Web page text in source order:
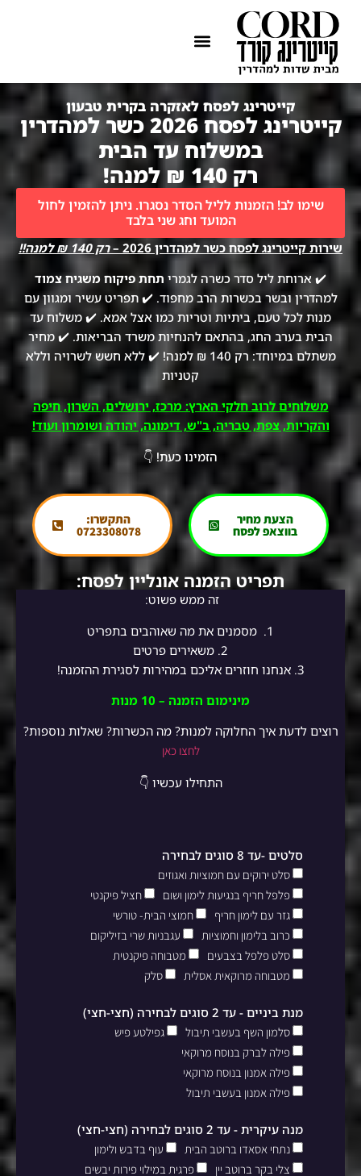
קייטרינג לפסח לאזקרה בקרית טבעון
קייטרינג לפסח 2026 כשר למהדרין
במשלוח עד הבית
רק 140 ₪ למנה!
שימו לב! הזמנות לליל הסדר נסגרו. ניתן להזמין לחול
המועד וחג שני בלבד
שירות קייטרינג לפסח כשר למהדרין 2026 –
רק 140 ₪ למנה!!
✔️ ארוחת ליל סדר כשרה לגמרי תחת פיקוח משגיח צמוד
למהדרין ובשר בכשרות הרב מחפוד. ✔️ תפריט עשיר ומגוון עם
מנות לכל טעם, ביתיות וטריות כמו אצל אמא. ✔️ משלוח עד
הבית בערב החג, בהתאם להנחיות משרד הבריאות. ✔️ מחיר
משתלם במיוחד: רק 140 ₪ למנה! ✔️ ללא חשש לשרויה וללא
קטניות
משלוחים לרוב חלקי הארץ: מרכז, ירושלים, השרון, חיפה
והקריות, צפת, טבריה, ב"ש, דימונה, יהודה ושומרון ועוד!
הזמינו כעת! 👇
הצעת מחיר
בווצאפ לפסח
התקשרו:
0723308078
תפריט הזמנה אונליין לפסח:
זה ממש פשוט:
1.
מסמנים את מה שאוהבים בתפריט
2. משאירים פרטים
3. אנחנו חוזרים אליכם במהירות לסגירת ההזמנה!
מינימום הזמנה – 10 מנות
רוצים לדעת איך החלוקה למנות? מה הכשרות? שאלות נוספות?
לחצו כאן
התחילו עכשיו 👇
סלטים -עד 8 סוגים לבחירה
סלט ירוקים עם חמוציות ואגוזים
פלפל חריף בנגיעות לימון ושום
חציל פיקנטי
גזר עם לימון חריף
חמוצי הבית- טורשי
כרוב בלימון וחמוציות
עגבניות שרי בזיליקום
סלט פלפל בצבעים
מטבוחה פיקנטית
מטבוחה מרוקאית אסלית
סלק
מנת ביניים - עד 2 סוגים לבחירה (חצי-חצי)
סלמון השף בעשבי תיבול
גפילטע פיש
פילה לברק בנוסח מרוקאי
פילה אמנון בנוסח מרוקאי
פילה אמנון בעשבי תיבול
מנה עיקרית - עד 2 סוגים לבחירה (חצי-חצי)
נתחי אסאדו ברוטב הבית
עוף בדבש ולימון
צלי בקר ברוטב יין
פרגית במילוי פירות יבשים